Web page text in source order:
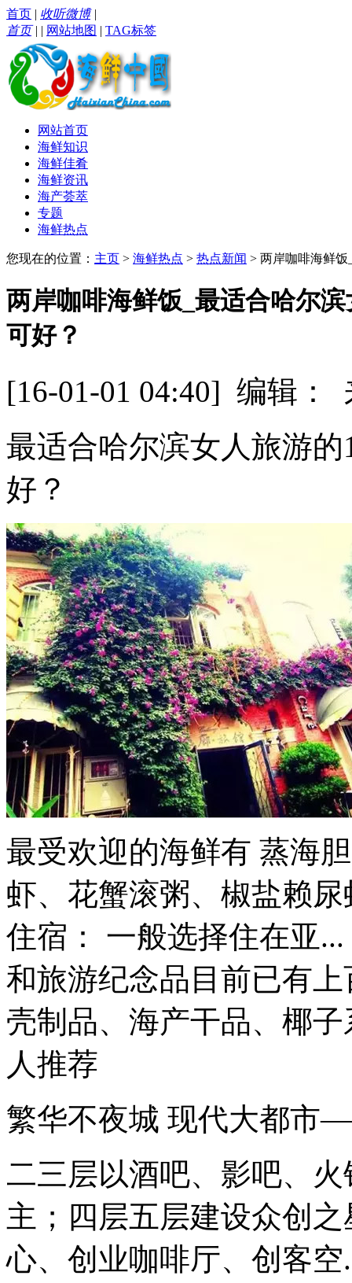
首页 | 收听微博|
首页| | 网站地图 | TAG标签
网站首页
海鲜知识
海鲜佳肴
海鲜资讯
海产荟萃
专题
海鲜热点
您现在的位置： 主页 > 海鲜热点 > 热点新闻 > 两岸咖啡海鲜
两岸咖啡海鲜饭_最适合哈尔
可好？
[16-01-01 04:40] 编辑
最适合哈尔滨女人旅游
好？
最受欢迎的海鲜有 蒸海
虾、花蟹滚粥、椒盐赖
住宿： 一般选择住在亚
和旅游纪念品目前已有
壳制品、海产干品、椰
人推荐
繁华不夜城 现代大都市
二三层以酒吧、影吧、
主；四层五层建设众创
心、创业咖啡厅、创客